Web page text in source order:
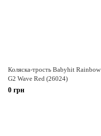
Коляска-трость Babyhit Rainbow
G2 Wave Red (26024)
0 грн